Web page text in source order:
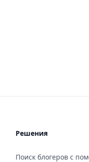
Решения
Поиск блогеров с